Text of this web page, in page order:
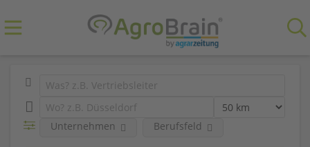
Unternehmen Berufsfeld